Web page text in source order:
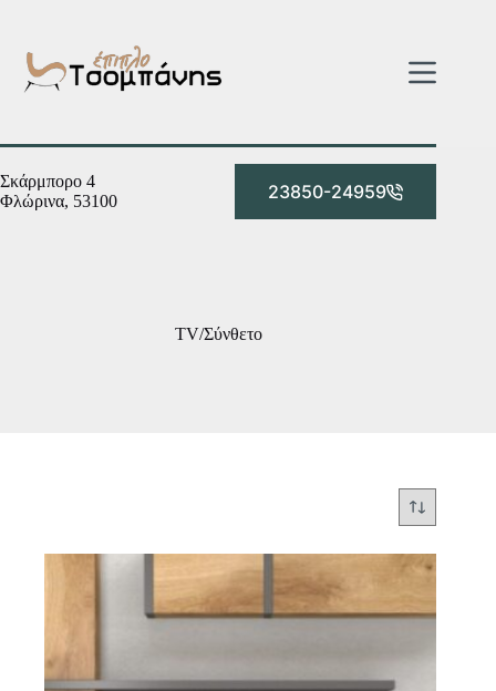
περιεχόμενο
Σκάρμπορο 4
Φλώρινα, 53100
23850-24959
TV/Σύνθετο